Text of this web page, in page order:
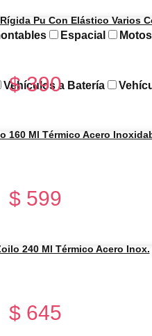
Espacial
Vehículos a Batería
Pu Con Elástico Varios
$390
160 Ml Térmico Acero
$ 599
240 Ml Térmico Acero Inox.
$ 645